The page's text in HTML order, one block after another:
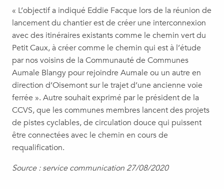
« L’objectif a indiqué Eddie Facque lors de la réunion de
lancement du chantier est de créer une interconnexion
avec des itinéraires existants comme le chemin vert du
Petit Caux, à créer comme le chemin qui est à l’étude
par nos voisins de la Communauté de Communes
Aumale Blangy pour rejoindre Aumale ou un autre en
direction d’Oisemont sur le trajet d’une ancienne voie
ferrée ». Autre souhait exprimé par le président de la
CCVS, que les communes membres lancent des projets
de pistes cyclables, de circulation douce qui puissent
être connectées avec le chemin en cours de
requalification.
Source : service communication 27/08/2020